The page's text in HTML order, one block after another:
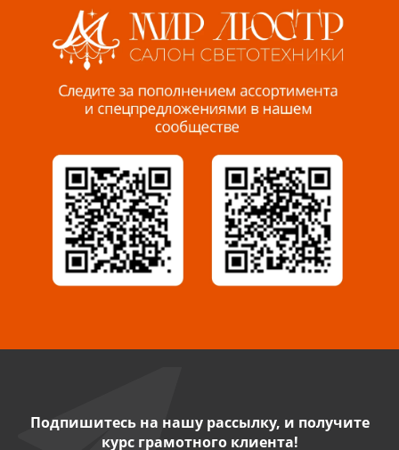
Пенза, ул. Пролетарская, 61 ТЦ "Стройбери"
Миасс, ул. Романенко, 95
8 922 500 30 39
Сызрань, ул. Декабристов, 1А
8 927 009 54 63
Саратов, ул. Танкистов, 37 (БЦ «Дикомп»)
Нефтекамск, ул. Ленина, 62
Подпишитесь на нашу рассылку, и получите
курс грамотного клиента!